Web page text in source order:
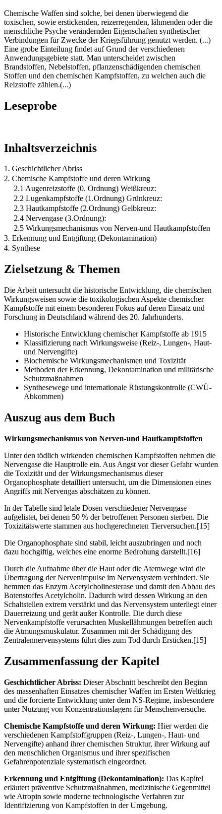
Chemische Waffen sind solche, bei denen überwiegend die
toxischen, sowie erstickenden, reizerregenden, lähmenden oder die
menschliche Psyche verändernden Eigenschaften synthetischer
Verbindungen für Zwecke der Kriegsführung genutzt werden. (...)
Eine grobe Einteilung findet auf Grund der verschiedenen
Anwendungsgebiete statt. Man unterscheidet zwischen
Brandstoffen, Nebelstoffen, pflanzenschädigenden chemischen
Stoffen und den chemischen Kampfstoffen, zu welchen auch die
Reizstoffe zählen.(...)
Leseprobe
Inhaltsverzeichnis
1. Geschichtlicher Abriss
2. Chemische Kampfstoffe und deren Wirkung
2.1 Augenreizstoffe (0. Ordnung) Weißkreuz:
2.2 Lugenkampfstoffe (1.Ordnung) Grünkreuz:
2.3 Hautkampfstoffe (2.Ordnung) Gelbkreuz:
2.4 Nervengase (3.Ordnung):
2.5 Wirkungsmechanismus von Nerven-und Hautkampfstoffen
3. Erkennung und Entgiftung (Dekontamination)
4. Synthese
Zielsetzung & Themen
Die Arbeit untersucht die historische Entwicklung, die chemischen
Wirkungsweisen sowie die toxikologischen Aspekte chemischer
Kampfstoffe mit einem besonderen Fokus auf deren Einsatz und
Forschung in Deutschland während des 20. Jahrhunderts.
Historische Entwicklung chemischer Kampfstoffe ab 1915
Klassifizierung nach Wirkungsweise (Reiz-, Lungen-, Haut-
und Nervengifte)
Biochemische Wirkungsmechanismen und Toxizität
Methoden der Erkennung, Dekontamination und militärische
Schutzmaßnahmen
Synthesewege und internationale Rüstungskontrolle (CWÜ-
Abkommen)
Auszug aus dem Buch
Wirkungsmechanismus von Nerven-und Hautkampfstoffen
Unter den tödlich wirkenden chemischen Kampfstoffen nehmen die
Nervengase die Hauptrolle ein. Aus Angst vor dieser Gefahr wurden
die Toxizität und der Wirkungsmechanismus dieser
Organophosphate detailliert untersucht, um die Dimensionen eines
Angriffs mit Nervengas abschätzen zu können.
In der Tabelle sind letale Dosen verschiedener Nervengase
aufgelistet, bei denen 50 % der betroffenen Personen sterben. Die
Toxizitätswerte stammen aus hochgerechneten Tierversuchen.[15]
Die Organophosphate sind stabil, leicht auszubringen und noch
dazu hochgiftig, welches eine enorme Bedrohung darstellt.[16]
Durch die Aufnahme über die Haut oder die Atemwege wird die
Übertragung der Nervenimpulse im Nervensystem verhindert. Sie
hemmen das Enzym Acetylcholinesterase und damit den Abbau des
Botenstoffes Acetylcholin. Dadurch wird dessen Wirkung an den
Schaltstellen extrem verstärkt und das Nervensystem unterliegt einer
Dauerreizung und gerät außer Kontrolle. Die durch diese
Nervenkampfstoffe verursachten Muskellähmungen betreffen auch
die Atmungsmuskulatur. Zusammen mit der Schädigung des
Zentralennervensystems führt dies zum Tod durch Ersticken.[15]
Zusammenfassung der Kapitel
Geschichtlicher Abriss: Dieser Abschnitt beschreibt den Beginn
des massenhaften Einsatzes chemischer Waffen im Ersten Weltkrieg
und die forcierte Entwicklung unter dem NS-Regime, insbesondere
unter Nutzung von Konzentrationslagern für Menschenversuche.
Chemische Kampfstoffe und deren Wirkung: Hier werden die
verschiedenen Kampfstoffgruppen (Reiz-, Lungen-, Haut- und
Nervengifte) anhand ihrer chemischen Struktur, ihrer Wirkung auf
den menschlichen Organismus und ihrer spezifischen
Gefahrenpotenziale systematisch eingeordnet.
Erkennung und Entgiftung (Dekontamination): Das Kapitel
erläutert präventive Schutzmaßnahmen, medizinische Gegenmittel
wie Atropin sowie moderne technologische Verfahren zur
Identifizierung von Kampfstoffen in der Umgebung.